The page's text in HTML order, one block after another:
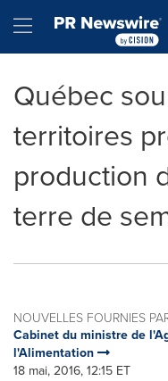
Hamburger menu
Québec
territoires
production
terre de
NOUVELLES FOURNIES
Cabinet du ministre de
l'Alimentation
18 mai, 2016, 12:15 ET